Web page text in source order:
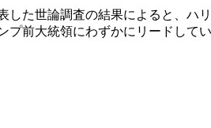
た世論調査の結果によると、
前大統領にわずかにリードし